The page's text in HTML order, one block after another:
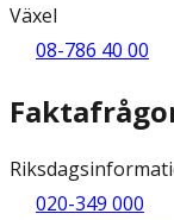
Växel
08-786 40 00
020-349 000